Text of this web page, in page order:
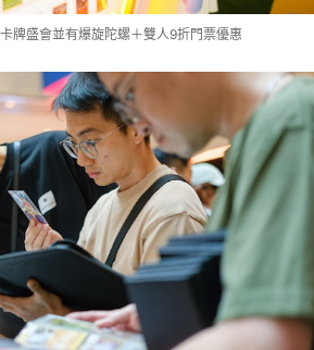
牌盛會並有爆旋陀螺＋雙人9折門票優惠